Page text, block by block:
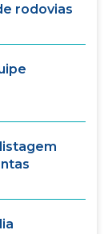
rodovias
listagem